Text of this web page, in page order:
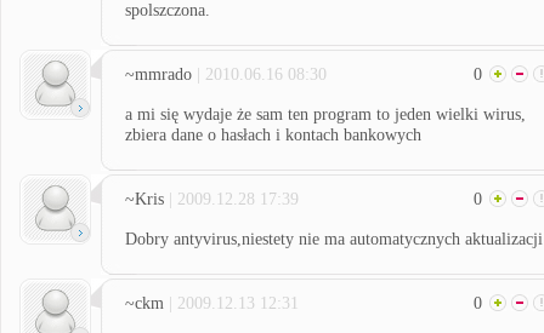
spolszczona.
~mmrado | 2010.06.16 08:30 0
a mi się wydaje że sam ten program to jeden wielki wirus,
zbiera dane o hasłach i kontach bankowych
~Kris | 2009.12.28 17:39 0
Dobry antyvirus,niestety nie ma automatycznych aktualizacji
~ckm | 2009.12.13 12:31 0